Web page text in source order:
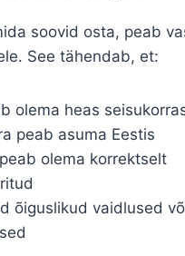
soovid osta, peab
See tähendab, et:
olema heas
peab asuma Eestis
olema korrektselt
õiguslikud vaidlused